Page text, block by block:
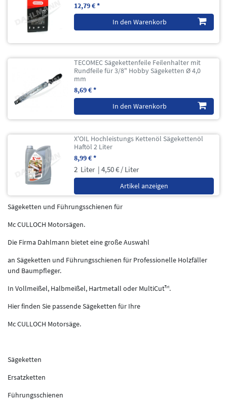
12,79 € *
In den Warenkorb
TECOMEC Sägekettenfeile Feilenhalter mit
Rundfeile für 3/8" Hobby Sägeketten Ø 4,0
mm
8,69 € *
In den Warenkorb
X'OIL Hochleistungs Kettenöl Sägekettenöl
Haftöl 2 Liter
8,99 € *
2 Liter | 4,50 € / Liter
Artikel anzeigen
Sägeketten und Führungsschienen für
Mc CULLOCH Motorsägen.
Die Firma Dahlmann bietet eine große Auswahl
an Sägeketten und Führungsschienen für Professionelle Holzfäller
und Baumpfleger.
In Vollmeißel, Halbmeißel, Hartmetall oder MultiCut™.
Hier finden Sie passende Sägeketten für Ihre
Mc CULLOCH Motorsäge.
Sägeketten
Ersatzketten
Führungsschienen